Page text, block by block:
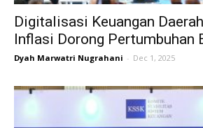
Digitalisasi Keuangan
Inflasi Dorong Pertumbuhan
Dyah Marwatri Nugrahani - Dec 1, 2025